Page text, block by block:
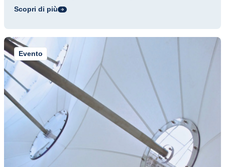
Scopri di più
Evento